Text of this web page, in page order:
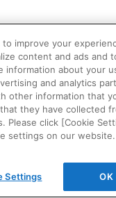
ツール
ム〈エアスマート〉
ト
測定・分析サービス
込み
to improve your
content and ads and
information about your
and analytics
other information that
they have collected
Please click [Cookie
settings on our website.
Settings OK